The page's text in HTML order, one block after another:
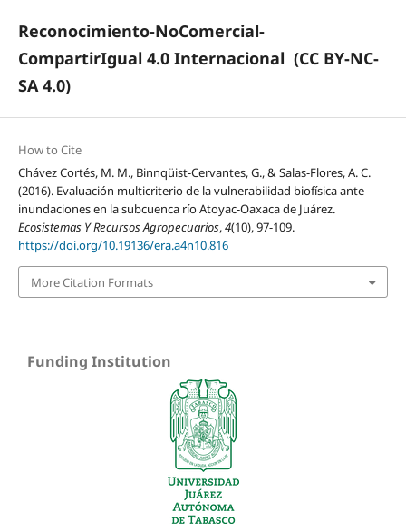
Reconocimiento-NoComercial-
CompartirIgual 4.0 Internacional (CC BY-NC-
SA 4.0)
How to Cite
Chávez Cortés, M. M., Binnqüist-Cervantes, G., & Salas-Flores, A. C.
(2016). Evaluación multicriterio de la vulnerabilidad biofísica ante
inundaciones en la subcuenca río Atoyac-Oaxaca de Juárez.
Ecosistemas Y Recursos Agropecuarios,4(10), 97-109.
https://doi.org/10.19136/era.a4n10.816
More Citation Formats
Funding Institution